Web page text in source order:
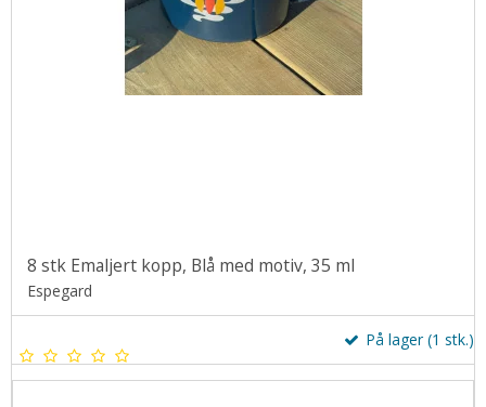
8 stk Emaljert kopp, Blå med motiv, 35 ml
Espegard
På lager (1 stk.)